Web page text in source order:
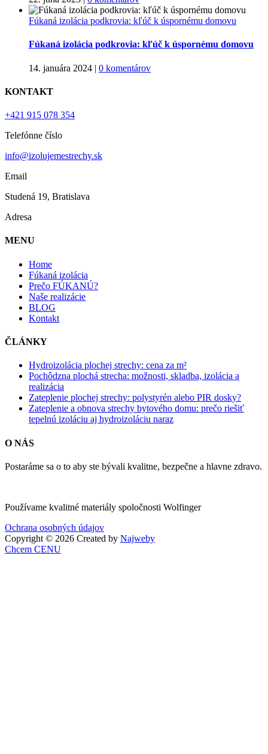
Fúkaná izolácia podkrovia: kľúč k úspornému domovu
Fúkaná izolácia podkrovia: kľúč k úspornému domovu
14. januára 2024 | 0 komentárov
KONTAKT
+421 915 078 354
Telefónne číslo
info@izolujemestrechy.sk
Email
Studená 19, Bratislava
Adresa
MENU
Home
Fúkaná izolácia
Prečo FÚKANÚ?
Naše realizácie
BLOG
Kontakt
ČLÁNKY
Hydroizolácia plochej strechy: cena za m²
Pochôdzna plochá strecha: možnosti, skladba, izolácia a
realizácia
Zateplenie plochej strechy: polystyrén alebo PIR dosky?
Zateplenie a obnova strechy bytového domu: prečo riešiť
tepelnú izoláciu aj hydroizoláciu naraz
O NÁS
Postaráme sa o to aby ste bývali kvalitne, bezpečne a hlavne zdravo.
Používame kvalitné materiály spoločnosti Wolfinger
Ochrana osobných údajov
Copyright © 2026 Created by Najweby
Chcem CENU